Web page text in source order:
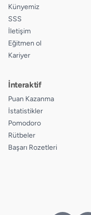
17.
18.
19.
20.
Künyemiz
SSS
İletişim
Eğitmen ol
Kariyer
İnteraktif
Puan Kazanma
İstatistikler
Pomodoro
Rütbeler
Başarı Rozetleri